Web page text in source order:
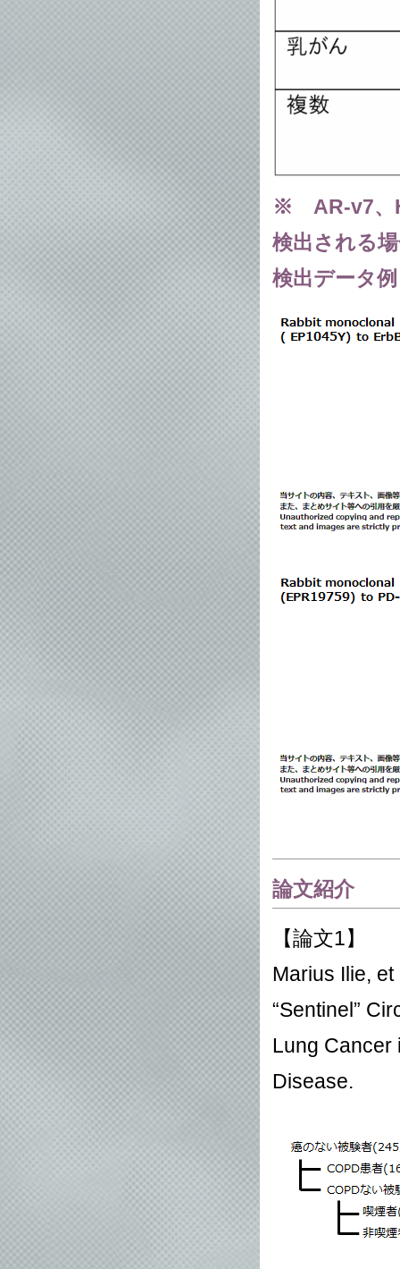
※ AR-v7、
検出される
検出データ例
論文紹介
【論文1】
Marius Ilie,
“Sentinel”
Lung
Disease.